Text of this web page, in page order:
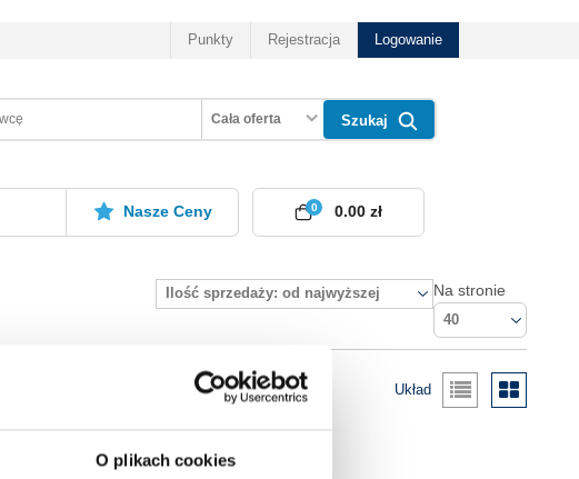
O plikach cookies
Punkty Rejestracja Logowanie
Cała oferta Szukaj
Nasze Ceny 0
0.00 zł
Ilość sprzedaży: od najwyższej Na stronie
40
Układ